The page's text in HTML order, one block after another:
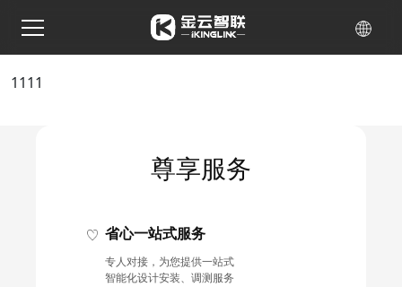
1111
尊享服务
省心一站式服务
专人对接，为您提供一站式
智能化设计安装、调测服务